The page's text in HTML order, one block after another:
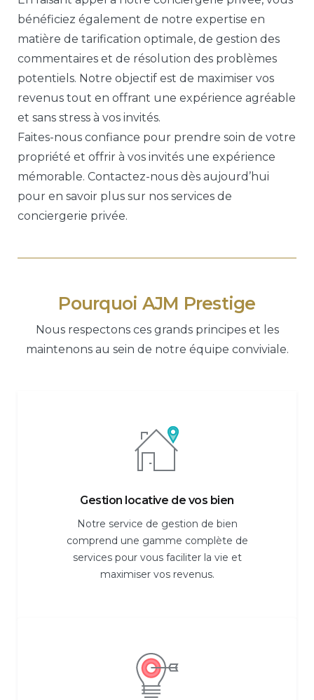
bénéficiez également de notre expertise en
matière de tarification optimale, de gestion des
commentaires et de résolution des problèmes
potentiels. Notre objectif est de maximiser vos
revenus tout en offrant une expérience agréable
et sans stress à vos invités.
Faites-nous confiance pour prendre soin de votre
propriété et offrir à vos invités une expérience
mémorable. Contactez-nous dès aujourd’hui
pour en savoir plus sur nos services de
conciergerie privée.
Pourquoi AJM Prestige
Nous respectons ces grands principes et les
maintenons au sein de notre équipe conviviale.
Gestion locative de vos bien
Notre service de gestion de bien
comprend une gamme complète de
services pour vous faciliter la vie et
maximiser vos revenus.